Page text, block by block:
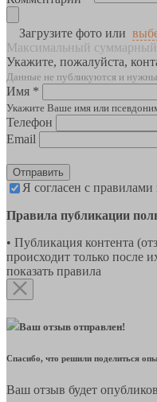
Загрузите фото или
Максимальный
Укажите, пожалуйста,
Данные не публикуются и
Имя *
Укажите Ваше имя или
Телефон
Email
Отправить
Я согласен с
Правила публикации
• Публикация контента
происходит только после
показать правила
Ваш отзыв отправлен!
Спасибо, что решили поделиться
Ваш отзыв будет